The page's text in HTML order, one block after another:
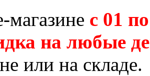
магазине с 01
на любые
или на складе.